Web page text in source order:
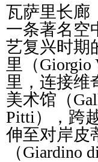
瓦萨里长廊
一条著名空
艺复兴时期
里（
里，连接维
美术馆（
Pitti），跨
伸至对岸皮
（Giardino